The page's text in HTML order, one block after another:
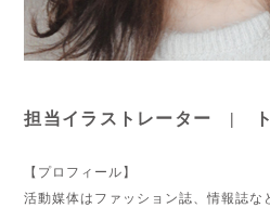
担当イラストレーター | ト
【プロフィール】
活動媒体はファッション誌、情報誌な